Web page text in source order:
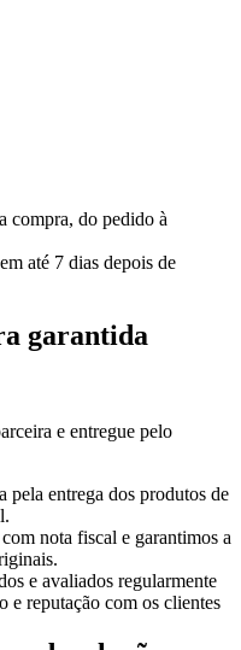
compra, do pedido à
em até 7 dias depois de
garantida
e entregue pelo
pela entrega dos produtos de
nota fiscal e garantimos a
e avaliados regularmente
e reputação com os clientes